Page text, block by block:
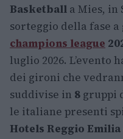
Basketball a Mies, in
sorteggio della fase
champions league
luglio 2026. L’evento
dei gironi che
suddivise in 8 gruppi
le italiane presenti
Hotels Reggio Emilia